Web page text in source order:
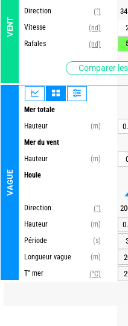
VENT
Direction
(°)
Vitesse
(nd)
Rafales
(nd)
Comparer
VAGUE
Mer totale
Hauteur
(m)
Mer du vent
Hauteur
(m)
Houle
Direction
(°)
Hauteur
(m)
Période
(s)
Longueur vague
(m)
T° mer
(°C)